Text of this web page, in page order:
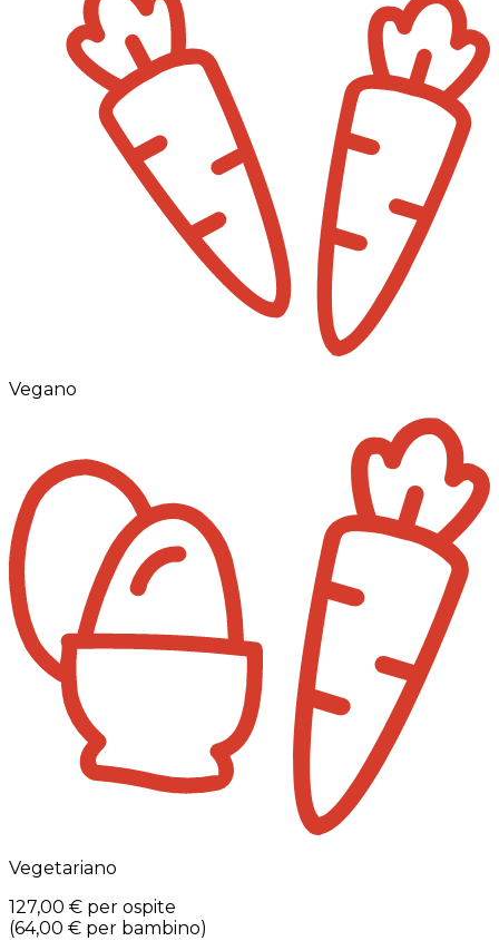
Vegano
Vegetariano
127,00 € per ospite
(64,00 € per bambino)